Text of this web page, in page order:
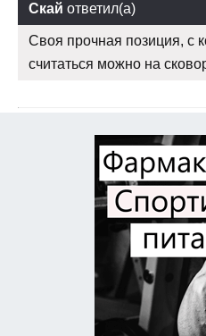
Скай ответил(а)
Своя прочная позиция, с
считаться можно на